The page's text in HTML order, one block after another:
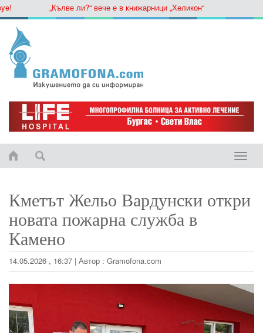
„Кълве ли?“ вече е в книжарници „Хеликон“
Toggle
Кметът Жельо Вардунски откри
новата пожарна служба в
Камено
14.05.2026 , 16:37 | Автор : Gramofona.com